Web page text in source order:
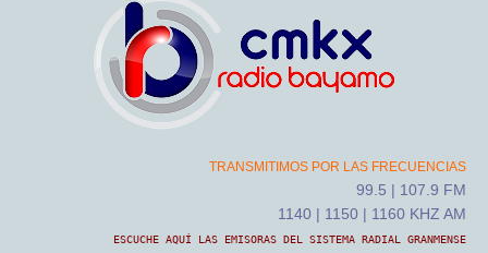
TRANSMITIMOS POR LAS FRECUENCIAS
99.5 | 107.9 FM
1140 | 1150 | 1160 KHZ AM
ESCUCHE AQUÍ LAS EMISORAS DEL SISTEMA RADIAL GRANMENSE